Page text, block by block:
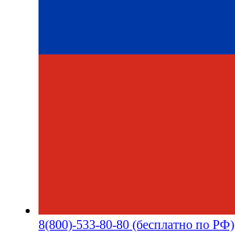
8(800)-533-80-80 (бесплатно по РФ)